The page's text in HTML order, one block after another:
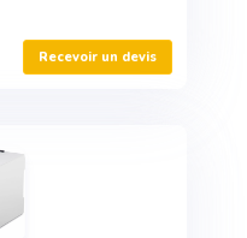
Recevoir un devis